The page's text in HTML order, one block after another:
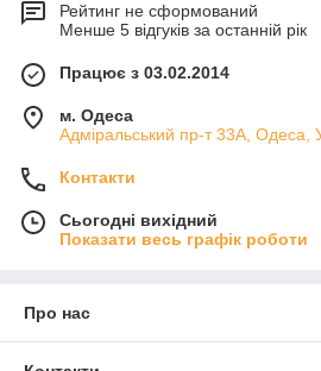
Рейтинг не сформований
Менше 5 відгуків за останній рік
Працює з 03.02.2014
м. Одеса
Адміральський пр-т 33А, Одеса,
Контакти
Сьогодні вихідний
Показати весь графік роботи
Про нас